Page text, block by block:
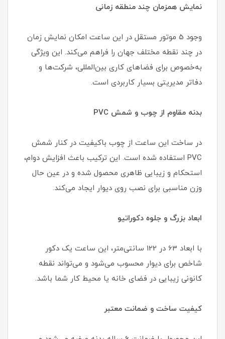
نمایش همزمان چند منطقه زمانی
وجود 5 موتور مستقل در این ساعت امکان نمایش زمان
در چند نقطه مختلف جهان را فراهم می‌کند. این ویژگی
به‌خصوص برای فضاهای کاری بین‌المللی، شرکت‌ها و
دفاتر مدیریتی بسیار کاربردی است.
بدنه مقاوم از چوب و شمش PVC
در ساخت این ساعت از چوب باکیفیت در کنار شمش
PVC استفاده شده است. این ترکیب باعث افزایش دوام،
استحکام و زیبایی ظاهری محصول شده و در عین حال
وزن مناسبی برای نصب روی دیوار ایجاد می‌کند.
ابعاد بزرگ و جلوه دکوراتیو
با ابعاد 63 در 122 سانتی‌متر، این ساعت یک دکور
شاخص برای دیوار محسوب می‌شود و می‌تواند نقطه
کانونی زیبایی در فضای خانه یا محیط کار شما باشد.
کیفیت ساخت و ضمانت معتبر